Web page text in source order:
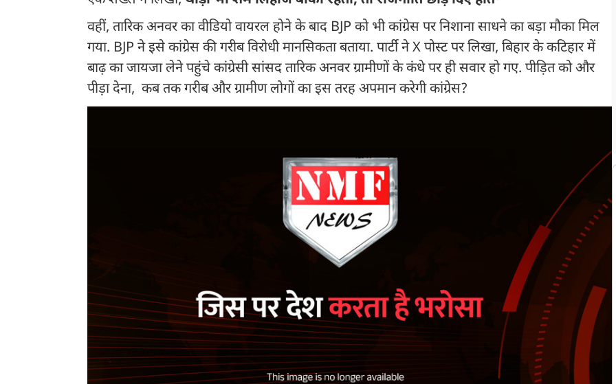
वहीं, तारिक अनवर का वीडियो वायरल होने के बाद BJP को भी कांग्रेस पर निशाना साधने का बड़ा मौका मिल
गया. BJP ने इसे कांग्रेस की गरीब विरोधी मानसिकता बताया. पार्टी ने X पोस्ट पर लिखा, बिहार के कटिहार में
बाढ़ का जायजा लेने पहुंचे कांग्रेसी सांसद तारिक अनवर ग्रामीणों के कंधे पर ही सवार हो गए. पीड़ित को और
पीड़ा देना, कब तक गरीब और ग्रामीण लोगों का इस तरह अपमान करेगी कांग्रेस?